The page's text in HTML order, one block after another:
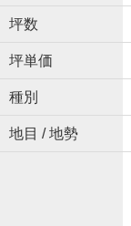
坪数
坪単価
種別
地目 / 地勢